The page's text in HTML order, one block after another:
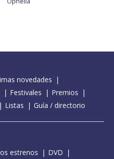
novedades
Festivales
Premios
Listas Guía / directorio
estrenos
DVD